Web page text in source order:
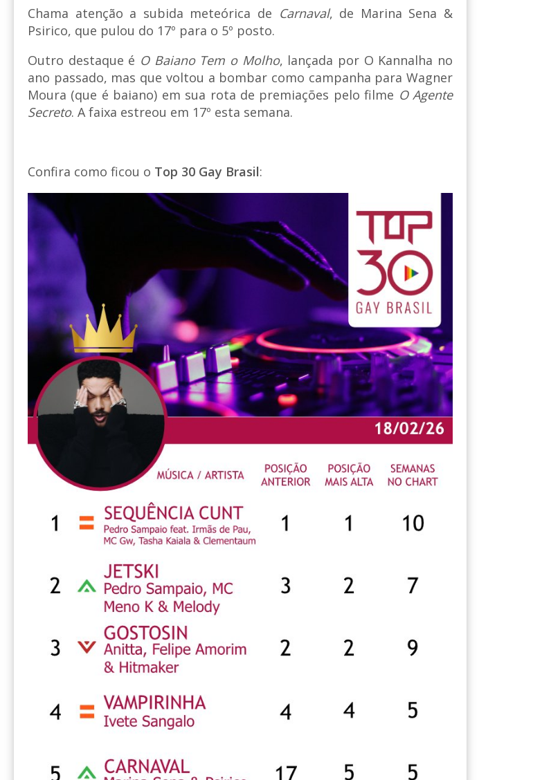
Chama atenção a subida meteórica de Carnaval, de Marina Sena &
Psirico, que pulou do 17º para o 5º posto.
Outro destaque é O Baiano Tem o Molho, lançada por O Kannalha no
ano passado, mas que voltou a bombar como campanha para Wagner
Moura (que é baiano) em sua rota de premiações pelo filme O Agente
Secreto. A faixa estreou em 17º esta semana.
Confira como ficou o Top 30 Gay Brasil: